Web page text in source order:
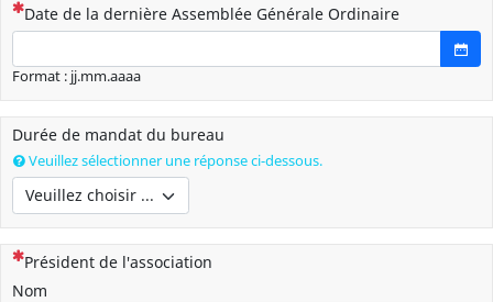
(Cette question est obligatoire)
Date de la dernière Assemblée Générale Ordinaire
Format : jj.mm.aaaa
Durée de mandat du bureau
Veuillez sélectionner une réponse ci-dessous.
(Cette question est obligatoire)
Président de l'association
Nom